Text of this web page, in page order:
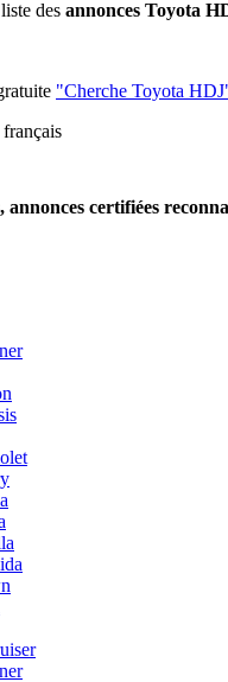
des annonces Toyota
"Cherche Toyota
certifiées